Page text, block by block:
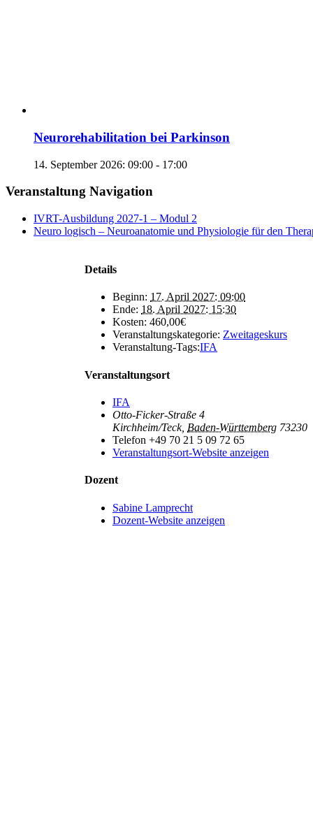
Neurorehabilitation bei Parkinson
14. September 2026: 09:00 - 17:00
Veranstaltung Navigation
IVRT-Ausbildung 2027-1 – Modul 2
Neuro logisch – Neuroanatomie und Physiologie für den
Details
Beginn: 17. April 2027: 09:00
Ende: 18. April 2027: 15:30
Kosten: 460,00€
Veranstaltungskategorie: Zweitageskurs
Veranstaltung-Tags:IFA
Veranstaltungsort
IFA
Otto-Ficker-Straße 4
Kirchheim/Teck, Baden-Württemberg 73230
Telefon +49 70 21 5 09 72 65
Veranstaltungsort-Website anzeigen
Dozent
Sabine Lamprecht
Dozent-Website anzeigen